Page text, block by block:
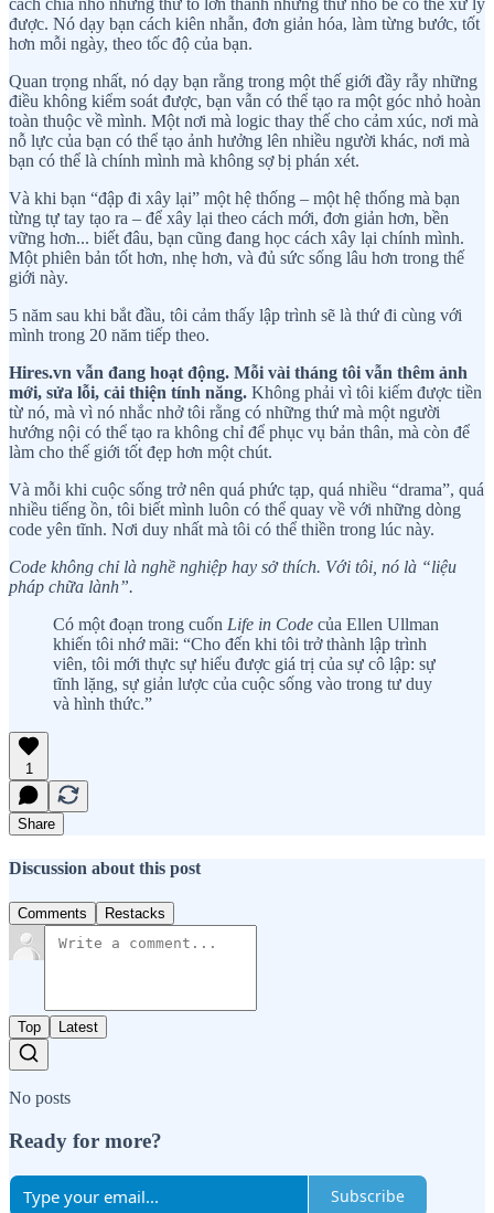
được. Nó dạy bạn cách kiên nhẫn, đơn giản hóa, làm từng bước, tốt
hơn mỗi ngày, theo tốc độ của bạn.
Quan trọng nhất, nó dạy bạn rằng trong một thế giới đầy rẫy những
điều không kiểm soát được, bạn vẫn có thể tạo ra một góc nhỏ hoàn
toàn thuộc về mình. Một nơi mà logic thay thế cho cảm xúc, nơi mà
nỗ lực của bạn có thể tạo ảnh hưởng lên nhiều người khác, nơi mà
bạn có thể là chính mình mà không sợ bị phán xét.
Và khi bạn “đập đi xây lại” một hệ thống – một hệ thống mà bạn
từng tự tay tạo ra – để xây lại theo cách mới, đơn giản hơn, bền
vững hơn... biết đâu, bạn cũng đang học cách xây lại chính mình.
Một phiên bản tốt hơn, nhẹ hơn, và đủ sức sống lâu hơn trong thế
giới này.
5 năm sau khi bắt đầu, tôi cảm thấy lập trình sẽ là thứ đi cùng với
mình trong 20 năm tiếp theo.
Hires.vn vẫn đang hoạt động. Mỗi vài tháng tôi vẫn thêm ảnh
mới, sửa lỗi, cải thiện tính năng. Không phải vì tôi kiếm được tiền
từ nó, mà vì nó nhắc nhở tôi rằng có những thứ mà một người
hướng nội có thể tạo ra không chỉ để phục vụ bản thân, mà còn để
làm cho thế giới tốt đẹp hơn một chút.
Và mỗi khi cuộc sống trở nên quá phức tạp, quá nhiều “drama”, quá
nhiều tiếng ồn, tôi biết mình luôn có thể quay về với những dòng
code yên tĩnh. Nơi duy nhất mà tôi có thể thiền trong lúc này.
Code không chỉ là nghề nghiệp hay sở thích. Với tôi, nó là “liệu
pháp chữa lành”.
Có một đoạn trong cuốn Life in Code của Ellen Ullman
khiến tôi nhớ mãi: “Cho đến khi tôi trở thành lập trình
viên, tôi mới thực sự hiểu được giá trị của sự cô lập: sự
tĩnh lặng, sự giản lược của cuộc sống vào trong tư duy
và hình thức.”
1
Share
Discussion about this post
Comments Restacks
Top Latest
No posts
Ready for more?
Subscribe